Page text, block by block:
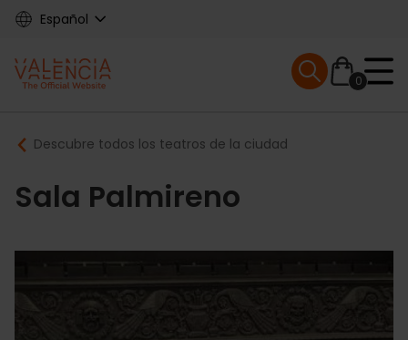
Skip
content
Español
Main
navigation
0
Mobile menu
Breadcrumb
Descubre todos los teatros de la ciudad
Sala Palmireno